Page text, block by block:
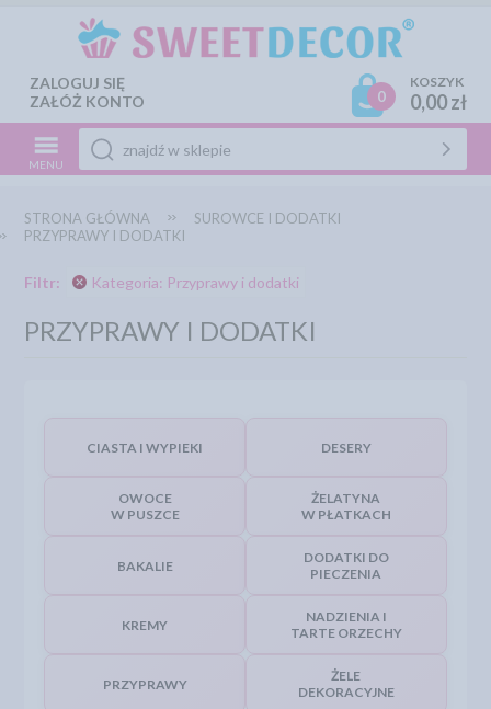
ZALOGUJ SIĘ
ZAŁÓŻ KONTO
0
KOSZYK
0,00 zł
MENU
STRONA GŁÓWNA
SUROWCE I DODATKI
PRZYPRAWY I DODATKI
Filtr: Kategoria: Przyprawy i dodatki
PRZYPRAWY I DODATKI
CIASTA I WYPIEKI DESERY
OWOCE
W PUSZCE
ŻELATYNA
W PŁATKACH
BAKALIE
DODATKI DO
PIECZENIA
KREMY
NADZIENIA I
TARTE ORZECHY
PRZYPRAWY
ŻELE
DEKORACYJNE